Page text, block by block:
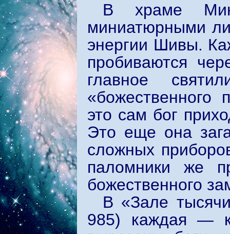
В храме
миниатюрными
энергии Шивы.
пробиваются
главное
«божественного
это сам бог
Это еще она
сложных
паломники же
божественного
В «Зале
985) каждая —